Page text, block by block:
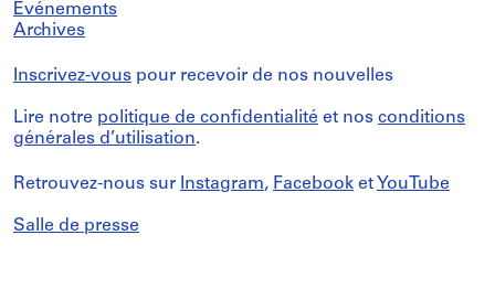
Événements
Archives
Inscrivez-vous pour recevoir de nos nouvelles
Lire notre politique de confidentialité et nos conditions
générales d’utilisation.
Retrouvez-nous sur Instagram, Facebook et YouTube
Salle de presse